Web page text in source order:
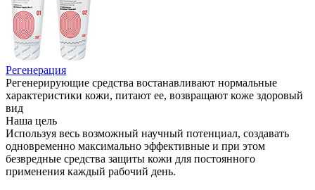
Регенерация
Регенерирующие средства востанавливают нормальные
характеристики кожи, питают ее, возвращают коже здоровый
вид
Наша цель
Используя весь возможный научный потенциал, создавать
одновременно максимально эффективные и при этом
безвредные средства защиты кожи для постоянного
применения каждый рабочий день.